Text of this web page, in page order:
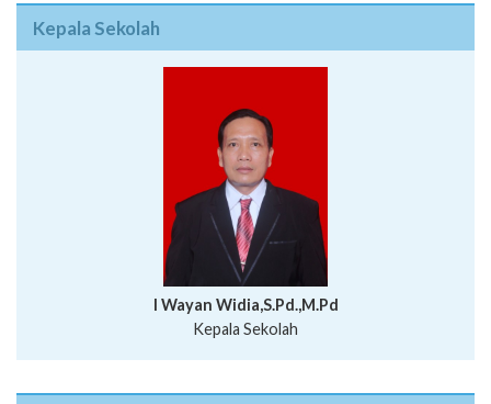
Kepala Sekolah
I Wayan Widia,S.Pd.,M.Pd
Kepala Sekolah